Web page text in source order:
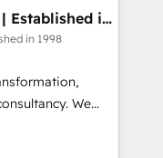
by
means we
as well the
| Established in
in 1998
We
fuel their